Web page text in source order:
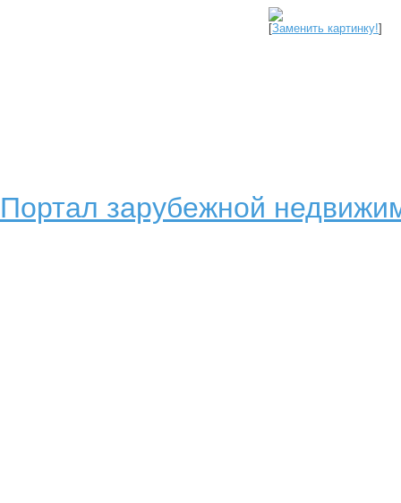
[Заменить картинку!]
Портал зарубежной